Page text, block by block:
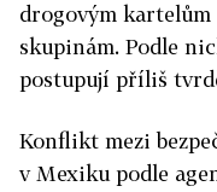
drogovým
skupinám. Podle
postupují příliš
Konflikt mezi
v Mexiku podle